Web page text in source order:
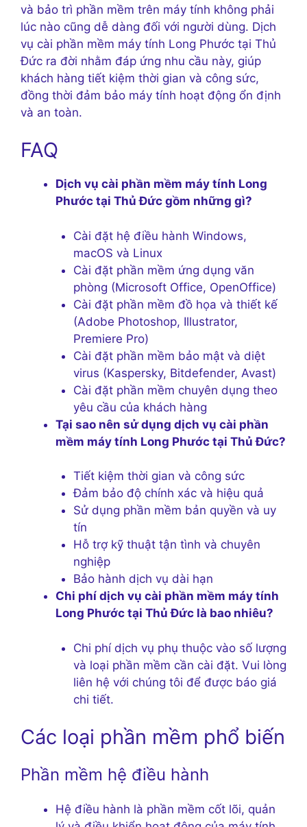
và bảo trì phần mềm trên máy tính không phải
lúc nào cũng dễ dàng đối với người dùng. Dịch
vụ cài phần mềm máy tính Long Phước tại Thủ
Đức ra đời nhằm đáp ứng nhu cầu này, giúp
khách hàng tiết kiệm thời gian và công sức,
đồng thời đảm bảo máy tính hoạt động ổn định
và an toàn.
FAQ
Dịch vụ cài phần mềm máy tính Long
Phước tại Thủ Đức gồm những gì?
Cài đặt hệ điều hành Windows,
macOS và Linux
Cài đặt phần mềm ứng dụng văn
phòng (Microsoft Office, OpenOffice)
Cài đặt phần mềm đồ họa và thiết kế
(Adobe Photoshop, Illustrator,
Premiere Pro)
Cài đặt phần mềm bảo mật và diệt
virus (Kaspersky, Bitdefender, Avast)
Cài đặt phần mềm chuyên dụng theo
yêu cầu của khách hàng
Tại sao nên sử dụng dịch vụ cài phần
mềm máy tính Long Phước tại Thủ Đức?
Tiết kiệm thời gian và công sức
Đảm bảo độ chính xác và hiệu quả
Sử dụng phần mềm bản quyền và uy
tín
Hỗ trợ kỹ thuật tận tình và chuyên
nghiệp
Bảo hành dịch vụ dài hạn
Chi phí dịch vụ cài phần mềm máy tính
Long Phước tại Thủ Đức là bao nhiêu?
Chi phí dịch vụ phụ thuộc vào số lượng
và loại phần mềm cần cài đặt. Vui lòng
liên hệ với chúng tôi để được báo giá
chi tiết.
Các loại phần mềm phổ biến
Phần mềm hệ điều hành
Hệ điều hành là phần mềm cốt lõi, quản